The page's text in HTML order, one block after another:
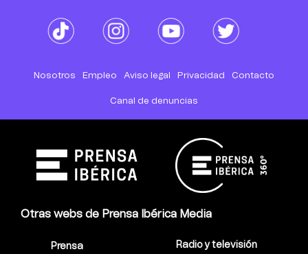
Nosotros Empleo Aviso legal Privacidad Contacto
Canal de denuncias
Otras webs de Prensa Ibérica Media
Prensa Radio y televisión